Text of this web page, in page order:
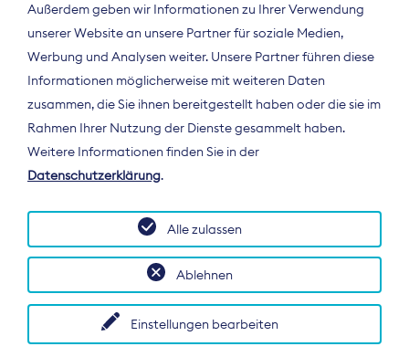
Der Bundesverband Digitalpublisher und
Zeitungsverleger (BDZV) vertritt als
Spitzenorganisation die Interessen der
Deutschland und auf EU-Ebene.
© 2026 BDZV. All rights reserved.
Außerdem geben wir Informationen zu Ihrer Verwendung
unserer Website an unsere Partner für soziale Medien,
Werbung und Analysen weiter. Unsere Partner führen diese
Informationen möglicherweise mit weiteren Daten
zusammen, die Sie ihnen bereitgestellt haben oder die sie im
Rahmen Ihrer Nutzung der Dienste gesammelt haben.
Weitere Informationen finden Sie in der
Datenschutzerklärung.
Einstellungen bearbeiten
Ablehnen
Alle zulassen